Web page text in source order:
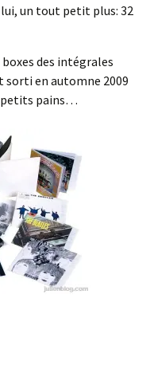
lui, un tout petit plus: 32
des intégrales
sorti en automne 2009
petits pains…